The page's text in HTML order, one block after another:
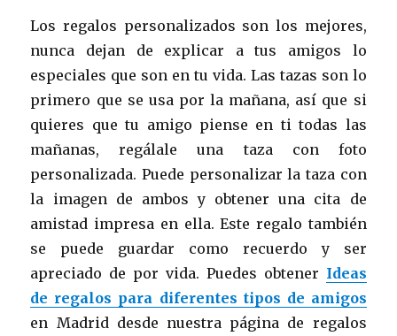
Los regalos personalizados son los mejores,
nunca dejan de explicar a tus amigos lo
especiales que son en tu vida. Las tazas son lo
primero que se usa por la mañana, así que si
quieres que tu amigo piense en ti todas las
mañanas, regálale una taza con foto
personalizada. Puede personalizar la taza con
la imagen de ambos y obtener una cita de
amistad impresa en ella. Este regalo también
se puede guardar como recuerdo y ser
apreciado de por vida. Puedes obtener Ideas
de regalos para diferentes tipos de amigos
en Madrid desde nuestra página de regalos